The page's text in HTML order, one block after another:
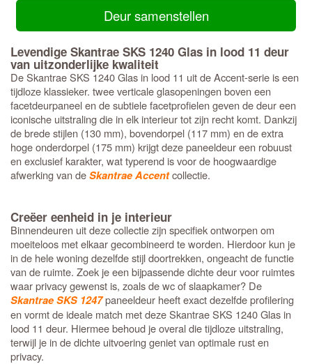
Deur samenstellen
Levendige Skantrae SKS 1240 Glas in lood 11 deur
van uitzonderlijke kwaliteit
De Skantrae SKS 1240 Glas in lood 11 uit de Accent-serie is een
tijdloze klassieker. twee verticale glasopeningen boven een
facetdeurpaneel en de subtiele facetprofielen geven de deur een
iconische uitstraling die in elk interieur tot zijn recht komt. Dankzij
de brede stijlen (130 mm), bovendorpel (117 mm) en de extra
hoge onderdorpel (175 mm) krijgt deze paneeldeur een robuust
en exclusief karakter, wat typerend is voor de hoogwaardige
afwerking van deSkantrae Accentcollectie.
Creëer eenheid in je interieur
Binnendeuren uit deze collectie zijn specifiek ontworpen om
moeiteloos met elkaar gecombineerd te worden. Hierdoor kun je
in de hele woning dezelfde stijl doortrekken, ongeacht de functie
van de ruimte. Zoek je een bijpassende dichte deur voor ruimtes
waar privacy gewenst is, zoals de wc of slaapkamer? De
Skantrae SKS 1247paneeldeur heeft exact dezelfde profilering
en vormt de ideale match met deze Skantrae SKS 1240 Glas in
lood 11 deur. Hiermee behoud je overal die tijdloze uitstraling,
terwijl je in de dichte uitvoering geniet van optimale rust en
privacy.